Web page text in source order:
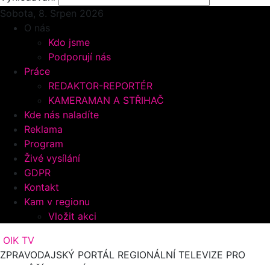
Sobota, 8. Srpen 2026
O nás
Kdo jsme
Podporují nás
Práce
REDAKTOR-REPORTÉR
KAMERAMAN A STŘIHAČ
Kde nás naladíte
Reklama
Program
Živé vysílání
GDPR
Kontakt
Kam v regionu
Vložit akci
OIK TV
ZPRAVODAJSKÝ PORTÁL REGIONÁLNÍ TELEVIZE PRO